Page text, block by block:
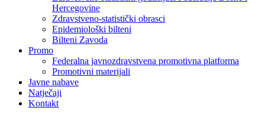
Hercegovine
Zdravstveno-statistički obrasci
Epidemiološki bilteni
Bilteni Zavoda
Promo
Federalna javnozdravstvena promotivna platforma
Promotivni materijali
Javne nabave
Natječaji
Kontakt